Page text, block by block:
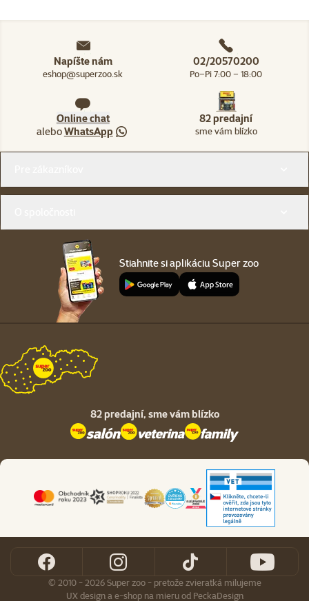
Napíšte nám
eshop@superzoo.sk
02/20570200
Po–Pi 7:00 – 18:00
Online chat
aleboWhatsApp
82 predajní
sme vám blízko
Stiahnite si aplikáciu Super zoo
82 predajní, sme vám blízko
© 2010 - 2026 Super zoo - pretože zvieratká milujeme
UX designa e-shop na mieruod PeckaDesign